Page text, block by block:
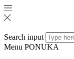
Search input
Menu PONUKA